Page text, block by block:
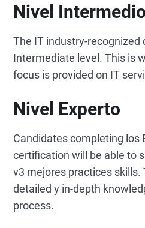
Nivel Intermedio
The IT industry-recognized
Intermediate level. This is
focus is provided on IT
Nivel Experto
Candidates completing los
certification will be able to
v3 mejores practices skills.
detailed y in-depth
process.